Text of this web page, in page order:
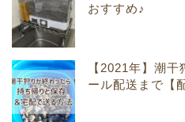
おすすめ♪
【2021年】潮
ール配送まで【